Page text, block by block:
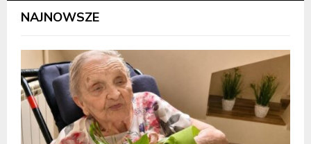
NAJNOWSZE